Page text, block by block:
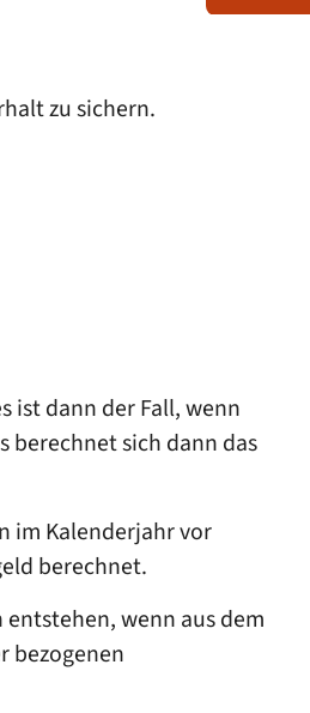
zu sichern.
ist dann der Fall, wenn
berechnet sich dann das
im Kalenderjahr vor
berechnet.
wenn aus dem
bezogenen